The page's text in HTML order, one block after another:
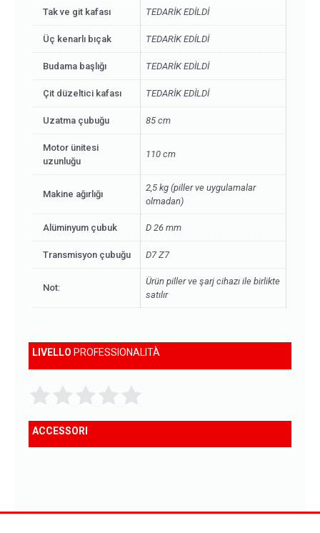
Tak ve git kafası TEDARİK EDİLDİ
Üç kenarlı bıçak TEDARİK EDİLDİ
Budama başlığı TEDARİK EDİLDİ
Çit düzeltici kafası TEDARİK EDİLDİ
Uzatma çubuğu 85 cm
Motor ünitesi
uzunluğu
110 cm
Makine ağırlığı
2,5 kg (piller ve uygulamalar
olmadan)
Alüminyum çubuk D 26 mm
Transmisyon çubuğu D7 Z7
Not:
Ürün piller ve şarj cihazı ile birlikte
satılır
LIVELLO PROFESSIONALITÀ
ACCESSORI